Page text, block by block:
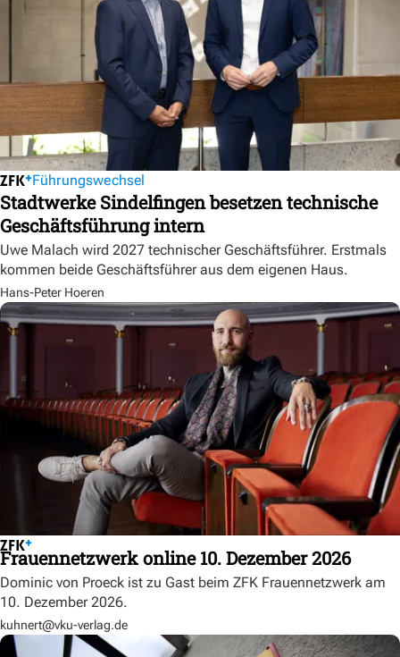
Führungswechsel
Stadtwerke Sindelfingen besetzen technische
Geschäftsführung intern
Uwe Malach wird 2027 technischer Geschäftsführer. Erstmals
kommen beide Geschäftsführer aus dem eigenen Haus.
Hans-Peter Hoeren
Frauennetzwerk online 10. Dezember 2026
Dominic von Proeck ist zu Gast beim ZFK Frauennetzwerk am
10. Dezember 2026.
kuhnert@vku-verlag.de